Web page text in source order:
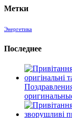
Метки
Энергетика
Последнее